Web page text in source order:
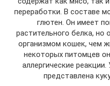
переработки. В составе
глютен. Он имеет
растительного белка, но
организмом кошек, чем
некоторых питомцев
аллергические
представлена